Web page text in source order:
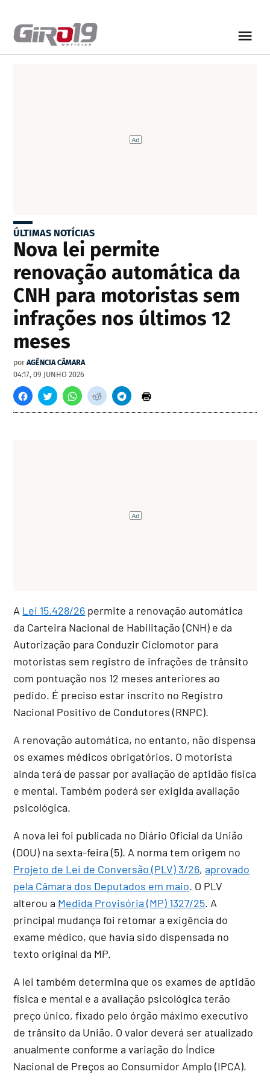
ÚLTIMAS NOTÍCIAS
Nova lei permite
renovação automática da
CNH para motoristas sem
infrações nos últimos 12
meses
por AGÊNCIA CÂMARA
04:17, 09 JUNHO 2026
A Lei 15.428/26 permite a renovação automática
da Carteira Nacional de Habilitação (CNH) e da
Autorização para Conduzir Ciclomotor para
motoristas sem registro de infrações de trânsito
com pontuação nos 12 meses anteriores ao
pedido. É preciso estar inscrito no Registro
Nacional Positivo de Condutores (RNPC).
A renovação automática, no entanto, não dispensa
os exames médicos obrigatórios. O motorista
ainda terá de passar por avaliação de aptidão física
e mental. Também poderá ser exigida avaliação
psicológica.
A nova lei foi publicada no Diário Oficial da União
(DOU) na sexta-feira (5). A norma tem origem no
Projeto de Lei de Conversão (PLV) 3/26,aprovado
pela Câmara dos Deputados em maio. O PLV
alterou a Medida Provisória (MP) 1327/25. A
principal mudança foi retomar a exigência do
exame médico, que havia sido dispensada no
texto original da MP.
A lei também determina que os exames de aptidão
física e mental e a avaliação psicológica terão
preço único, fixado pelo órgão máximo executivo
de trânsito da União. O valor deverá ser atualizado
anualmente conforme a variação do Índice
Nacional de Preços ao Consumidor Amplo (IPCA).